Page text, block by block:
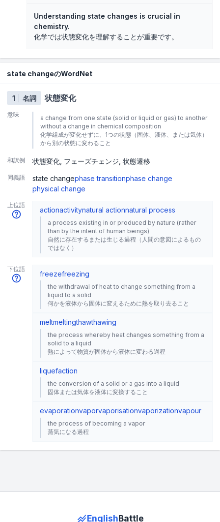
Understanding state changes is crucial in
chemistry.
化学では状態変化を理解することが重要です。
state changeのWordNet
1 名詞 状態変化
意味
a change from one state (solid or liquid or gas) to another
without a change in chemical composition
化学組成が変化せずに、1つの状態（固体、液体、または気体）
から別の状態に変わること
和訳例 状態変化 フェーズチェンジ 状態遷移
同義語 state changephase transitionphase change
physical change
上位語
actionactivitynatural actionnatural process
a process existing in or produced by nature (rather
than by the intent of human beings)
自然に存在するまたは生じる過程（人間の意図によるもの
ではなく）
下位語
freezefreezing
the withdrawal of heat to change something from a
liquid to a solid
何かを液体から固体に変えるために熱を取り去ること
meltmeltingthawthawing
the process whereby heat changes something from a
solid to a liquid
熱によって物質が固体から液体に変わる過程
liquefaction
the conversion of a solid or a gas into a liquid
固体または気体を液体に変換すること
evaporationvaporvaporisationvaporizationvapour
the process of becoming a vapor
蒸気になる過程
EnglishBattle